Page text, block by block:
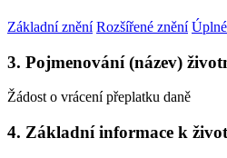
Základní znění Rozšířené znění
3. Pojmenování (název)
Žádost o vrácení přeplatku daně
4. Základní informace k